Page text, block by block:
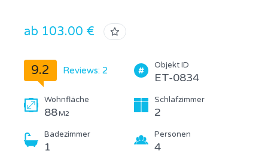
ab 103.00 €
9.2 Reviews: 2 Objekt ID
ET-0834
Wohnfläche
88 M2
Schlafzimmer
2
Badezimmer
1
Personen
4